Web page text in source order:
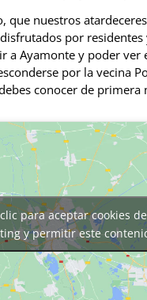
que nuestros
por residentes
a Ayamonte y poder ver
por la vecina
conocer de primera
para aceptar cookies de
y permitir este